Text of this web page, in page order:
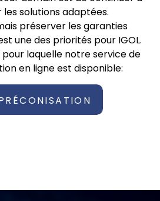
solutions adaptées.
préserver les garanties
une des priorités pour IGOL.
pour laquelle notre service de
en ligne est disponible: